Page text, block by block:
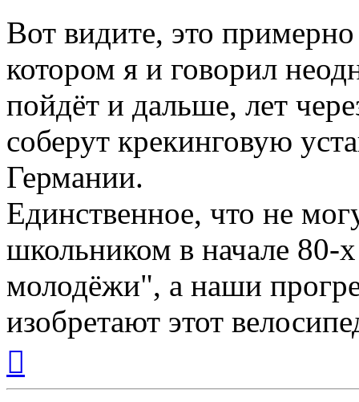
Вот видите, это
котором я и говорил
пойдёт и дальше, лет
соберут крекинговую
Германии.
Единственное, что не
школьником в начале 80-
молодёжи", а наши
изобретают этот
началу